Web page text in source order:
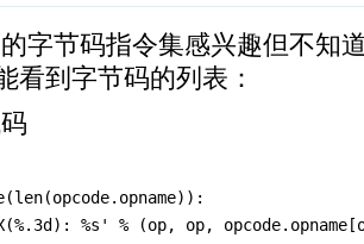
字节码指令集感兴趣但不知
看到字节码的列表：
码